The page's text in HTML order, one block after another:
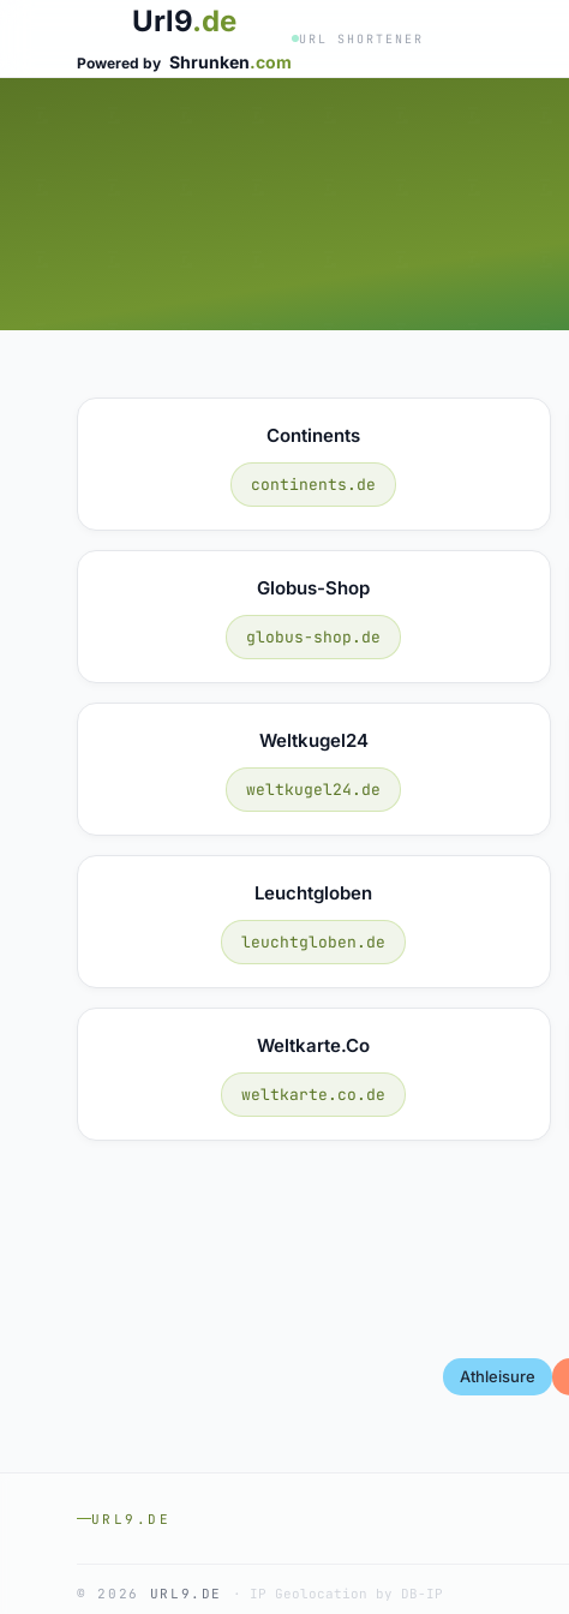
Url9.de
Powered by Shrunken.com
URL SHORTENER
Continents
continents.de
Globus-Shop
globus-shop.de
Weltkugel24
weltkugel24.de
Leuchtgloben
leuchtgloben.de
Weltkarte.co
weltkarte.co.de
Athleisure
URL9.DE
© 2026 URL9.DE · IP Geolocation by DB-IP